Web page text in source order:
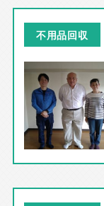
不用品回収